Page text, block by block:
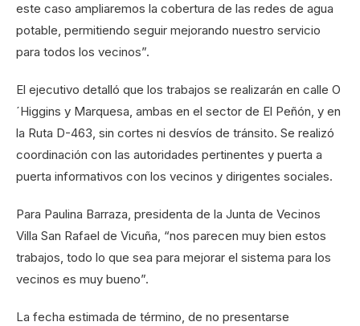
este caso ampliaremos la cobertura de las redes de agua
potable, permitiendo seguir mejorando nuestro servicio
para todos los vecinos”.
El ejecutivo detalló que los trabajos se realizarán en calle O
´Higgins y Marquesa, ambas en el sector de El Peñón, y en
la Ruta D-463, sin cortes ni desvíos de tránsito. Se realizó
coordinación con las autoridades pertinentes y puerta a
puerta informativos con los vecinos y dirigentes sociales.
Para Paulina Barraza, presidenta de la Junta de Vecinos
Villa San Rafael de Vicuña, “nos parecen muy bien estos
trabajos, todo lo que sea para mejorar el sistema para los
vecinos es muy bueno”.
La fecha estimada de término, de no presentarse